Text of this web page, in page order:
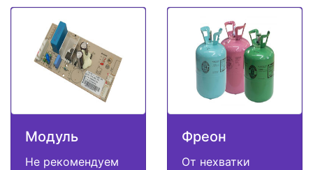
Модуль
Не рекомендуем
Фреон
От нехватки